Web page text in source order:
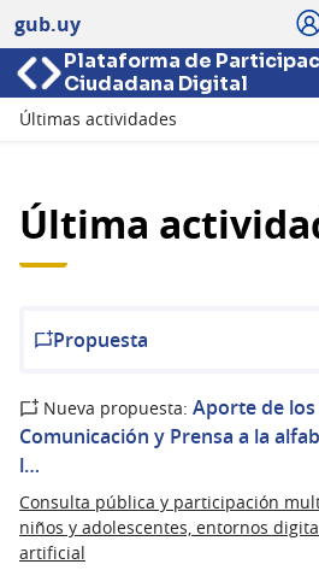
gub.uy
Plataforma de
Ciudadana Digital
Últimas actividades
Última
Propuesta
Nueva propuesta: Aporte de
Comunicación y Prensa a la
l…
Consulta pública y participación
niños y adolescentes, entornos
artificial